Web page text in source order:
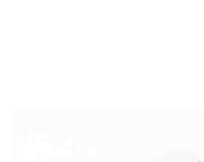
※ 請注意：結帳手續完成
購買商品的店家。未經商
付款後7-11取貨---滿